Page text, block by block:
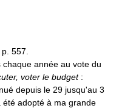
557.
année au vote du
voter le budget:
depuis le 29 jusqu'au 3
adopté à ma grande